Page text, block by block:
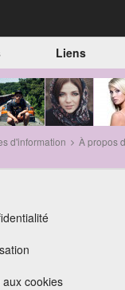
Liens
d'information À propos
cookies